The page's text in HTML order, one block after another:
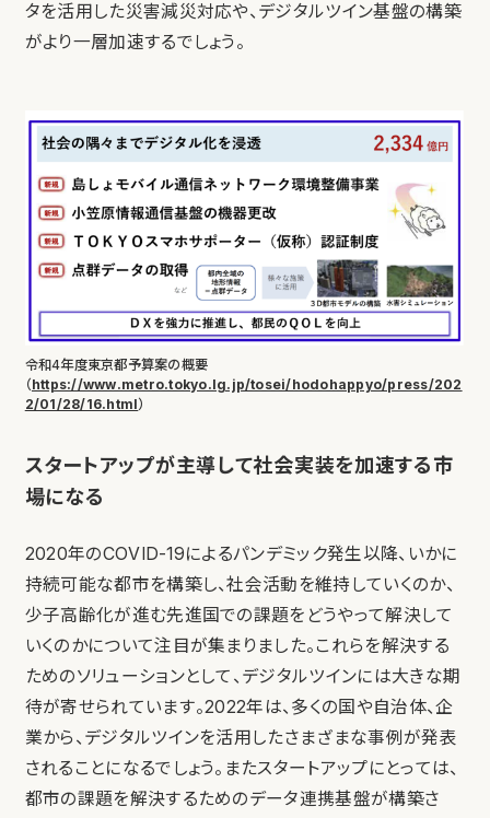
タを活用した災害減災対応や、デジタルツイン基盤の構築
がより一層加速するでしょう。
令和4年度東京都予算案の概要
（https://www.metro.tokyo.lg.jp/tosei/hodohappyo/press/202
2/01/28/16.html）
スタートアップが主導して社会実装を加速する市
場になる
2020年のCOVID-19によるパンデミック発生以降、いかに
持続可能な都市を構築し、社会活動を維持していくのか、
少子高齢化が進む先進国での課題をどうやって解決して
いくのかについて注目が集まりました。これらを解決する
ためのソリューションとして、デジタルツインには大きな期
待が寄せられています。2022年は、多くの国や自治体、企
業から、デジタルツインを活用したさまざまな事例が発表
されることになるでしょう。またスタートアップにとっては、
都市の課題を解決するためのデータ連携基盤が構築さ